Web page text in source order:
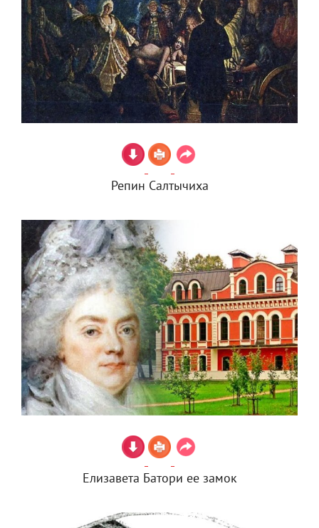
Репин Салтычиха
Елизавета Батори ее замок